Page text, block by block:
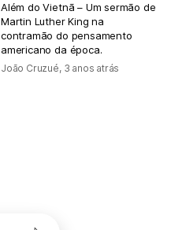
Além do Vietnã – Um sermão de
Martin Luther King na
contramão do pensamento
americano da época.
João Cruzué, 3 anos atrás